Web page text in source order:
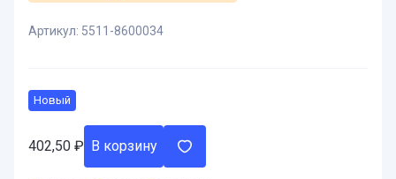
Артикул: 5511-8600034
Новый
402,50 ₽ В корзину